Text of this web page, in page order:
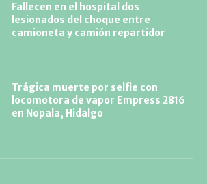
Fallecen en el hospital dos
lesionados del choque entre
camioneta y camión repartidor
Trágica muerte por selfie con
locomotora de vapor Empress 2816
en Nopala, Hidalgo